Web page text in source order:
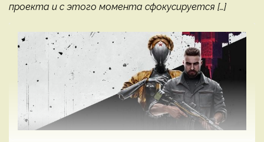
проекта и с этого момента сфокусируется […]